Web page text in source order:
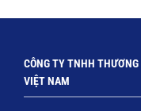
CÔNG TY TNHH
VIỆT NAM